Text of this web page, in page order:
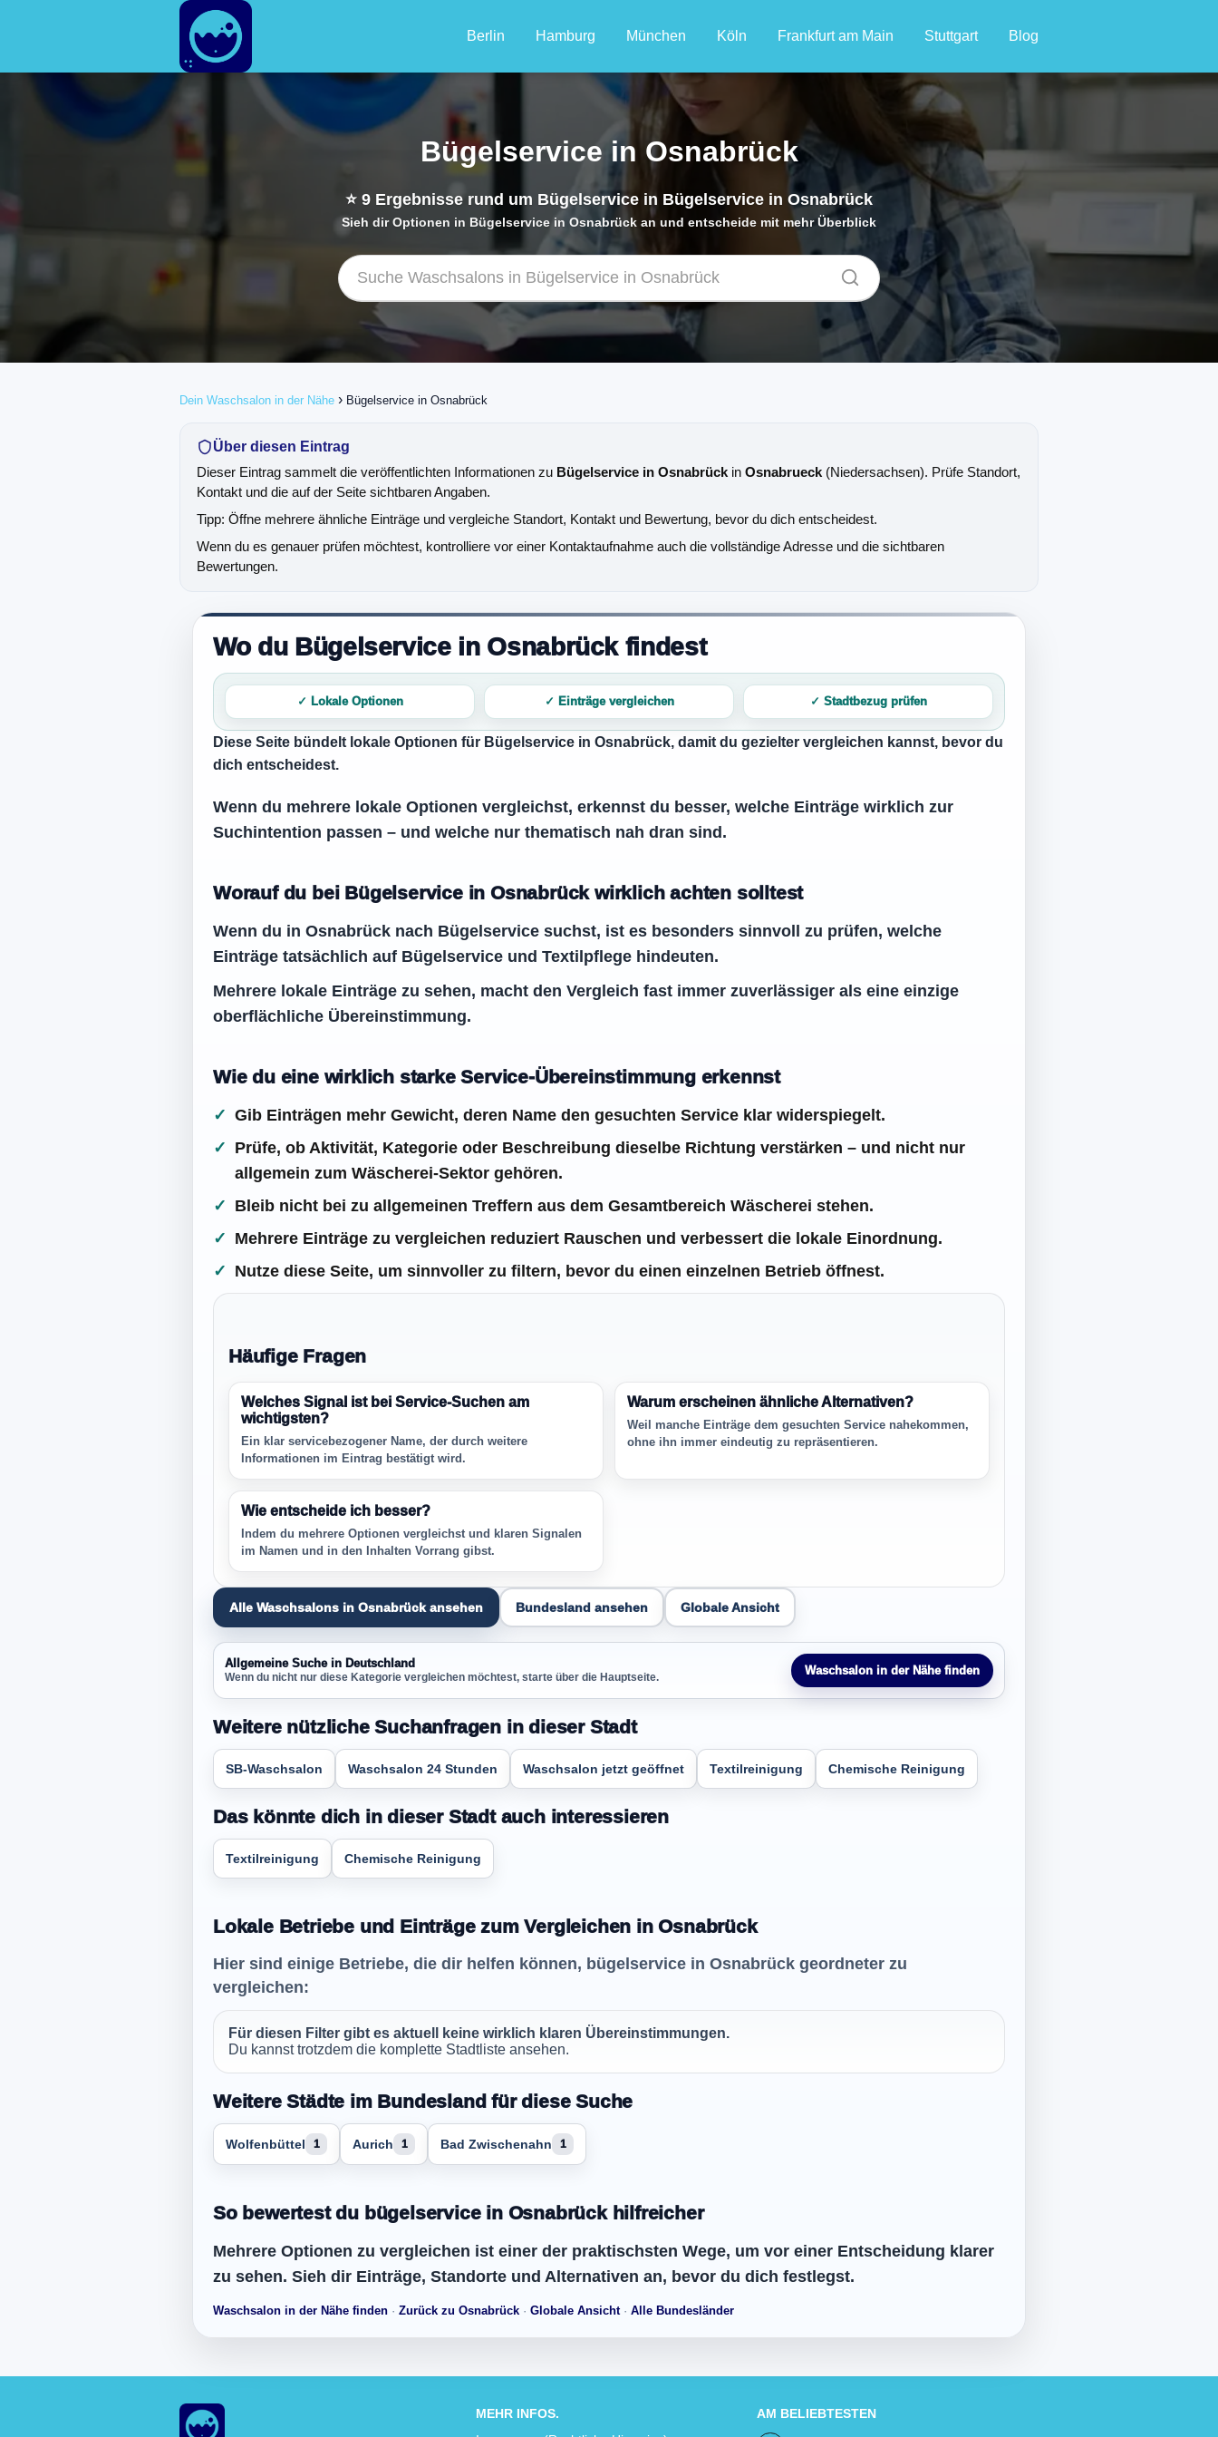
Berlin Hamburg München Köln Frankfurt am Main Stuttgart Blog
Bügelservice in Osnabrück
⭐ 9 Ergebnisse rund um Bügelservice in Bügelservice in Osnabrück
Sieh dir Optionen in Bügelservice in Osnabrück an und entscheide mit mehr Überblick
Dein Waschsalon in der Nähe Bügelservice in Osnabrück
Über diesen Eintrag
Dieser Eintrag sammelt die veröffentlichten Informationen zu Bügelservice in Osnabrück in Osnabrueck (Niedersachsen). Prüfe Standort,
Kontakt und die auf der Seite sichtbaren Angaben.
Tipp: Öffne mehrere ähnliche Einträge und vergleiche Standort, Kontakt und Bewertung, bevor du dich entscheidest.
Wenn du es genauer prüfen möchtest, kontrolliere vor einer Kontaktaufnahme auch die vollständige Adresse und die sichtbaren
Bewertungen.
Wo du Bügelservice in Osnabrück findest
✓ Lokale Optionen ✓ Einträge vergleichen ✓ Stadtbezug prüfen
Diese Seite bündelt lokale Optionen für Bügelservice in Osnabrück, damit du gezielter vergleichen kannst, bevor du
dich entscheidest.
Wenn du mehrere lokale Optionen vergleichst, erkennst du besser, welche Einträge wirklich zur
Suchintention passen – und welche nur thematisch nah dran sind.
Worauf du bei Bügelservice in Osnabrück wirklich achten solltest
Wenn du in Osnabrück nach Bügelservice suchst, ist es besonders sinnvoll zu prüfen, welche
Einträge tatsächlich auf Bügelservice und Textilpflege hindeuten.
Mehrere lokale Einträge zu sehen, macht den Vergleich fast immer zuverlässiger als eine einzige
oberflächliche Übereinstimmung.
Wie du eine wirklich starke Service-Übereinstimmung erkennst
Gib Einträgen mehr Gewicht, deren Name den gesuchten Service klar widerspiegelt.
Prüfe, ob Aktivität, Kategorie oder Beschreibung dieselbe Richtung verstärken – und nicht nur
allgemein zum Wäscherei-Sektor gehören.
Bleib nicht bei zu allgemeinen Treffern aus dem Gesamtbereich Wäscherei stehen.
Mehrere Einträge zu vergleichen reduziert Rauschen und verbessert die lokale Einordnung.
Nutze diese Seite, um sinnvoller zu filtern, bevor du einen einzelnen Betrieb öffnest.
Häufige Fragen
Welches Signal ist bei Service-Suchen am
wichtigsten?
Ein klar servicebezogener Name, der durch weitere
Informationen im Eintrag bestätigt wird.
Warum erscheinen ähnliche Alternativen?
Weil manche Einträge dem gesuchten Service nahekommen,
ohne ihn immer eindeutig zu repräsentieren.
Wie entscheide ich besser?
Indem du mehrere Optionen vergleichst und klaren Signalen
im Namen und in den Inhalten Vorrang gibst.
Alle Waschsalons in Osnabrück ansehen Bundesland ansehen Globale Ansicht
Allgemeine Suche in Deutschland
Wenn du nicht nur diese Kategorie vergleichen möchtest, starte über die Hauptseite. Waschsalon in der Nähe finden
Weitere nützliche Suchanfragen in dieser Stadt
SB-Waschsalon Waschsalon 24 Stunden Waschsalon jetzt geöffnet Textilreinigung Chemische Reinigung
Das könnte dich in dieser Stadt auch interessieren
Textilreinigung Chemische Reinigung
Lokale Betriebe und Einträge zum Vergleichen in Osnabrück
Hier sind einige Betriebe, die dir helfen können, bügelservice in Osnabrück geordneter zu
vergleichen:
Für diesen Filter gibt es aktuell keine wirklich klaren Übereinstimmungen.
Du kannst trotzdem die komplette Stadtliste ansehen.
Weitere Städte im Bundesland für diese Suche
Wolfenbüttel 1 Aurich 1 Bad Zwischenahn 1
So bewertest du bügelservice in Osnabrück hilfreicher
Mehrere Optionen zu vergleichen ist einer der praktischsten Wege, um vor einer Entscheidung klarer
zu sehen. Sieh dir Einträge, Standorte und Alternativen an, bevor du dich festlegst.
Waschsalon in der Nähe finden · Zurück zu Osnabrück · Globale Ansicht· Alle Bundesländer
MEHR INFOS.
AM BELIEBTESTEN